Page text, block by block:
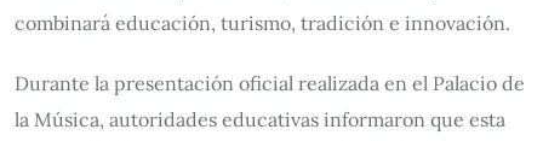
combinará educación, turismo, tradición e innovación.
Durante la presentación oficial realizada en el Palacio de
la Música, autoridades educativas informaron que esta